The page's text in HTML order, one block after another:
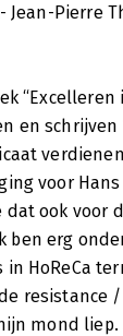
Pierre
“Excelleren
en
voor
dat ook voor
ben erg
in HoReCa
resistance
mond liep.